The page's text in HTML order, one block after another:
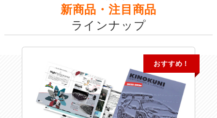
新商品・注目商品
ラインナップ
おすすめ！